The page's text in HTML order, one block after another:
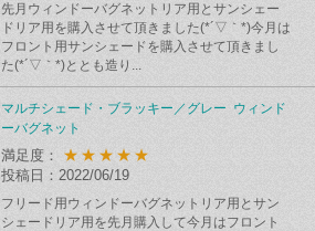
先月ウィンドーバグネットリア用とサンシェー
ドリア用を購入させて頂きました(*´▽｀*)今月は
フロント用サンシェードを購入させて頂きまし
た(*´▽｀*)ととも造り...
マルチシェード・ブラッキー／グレー ウィンド
ーバグネット
満足度： ★★★★★
投稿日：2022/06/19
フリード用ウィンドーバグネットリア用とサン
シェードリア用を先月購入して今月はフロント